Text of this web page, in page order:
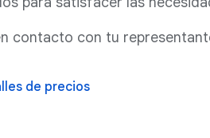
contacto con tu
de precios